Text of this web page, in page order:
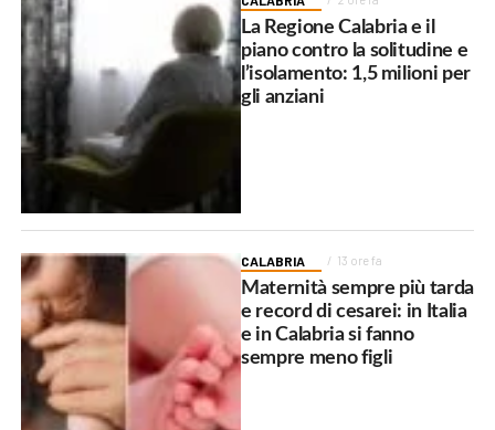
La Regione Calabria e il
piano contro la solitudine e
l’isolamento: 1,5 milioni per
gli anziani
CALABRIA 13 ore fa
Maternità sempre più tarda
e record di cesarei: in Italia
e in Calabria si fanno
sempre meno figli